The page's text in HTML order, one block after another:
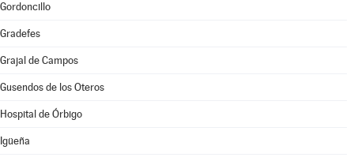
Gordoncillo
Gradefes
Grajal de Campos
Gusendos de los Oteros
Hospital de Órbigo
Igüeña